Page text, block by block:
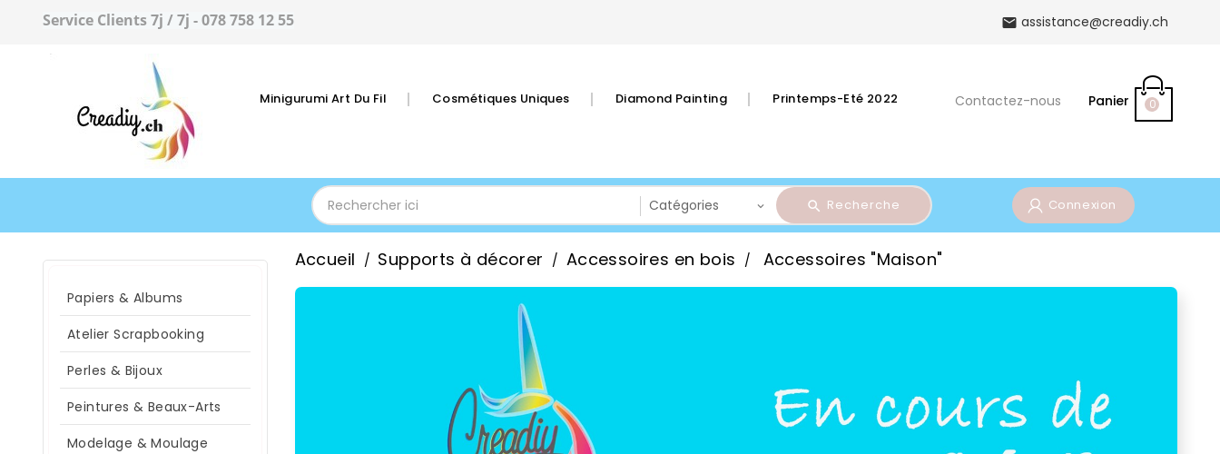
Service Clients 7j / 7j - 078 758 12 55  assistance@creadiy.ch
Panier 0
Contactez-nous
Minigurumi Art Du Fil Cosmétiques Uniques Diamond Painting Printemps-Eté 2022
Connexion
Recherche
Papiers & Albums
Atelier Scrapbooking
Perles & Bijoux
Peintures & Beaux-Arts
Modelage & Moulage
Accueil Supports à décorer Accessoires en bois Accessoires "Maison"